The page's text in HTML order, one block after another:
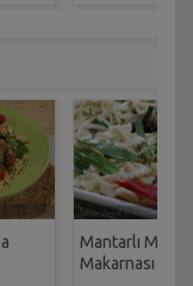
Mantarlı Mali
Makarnası